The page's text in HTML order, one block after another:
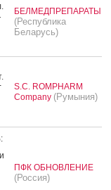
БЕЛМЕДПРЕПАРАТЫ
(Республика
Беларусь)
S.C. ROMPHARM
Company (Румыния)
ПФК ОБНОВЛЕНИЕ
(Россия)